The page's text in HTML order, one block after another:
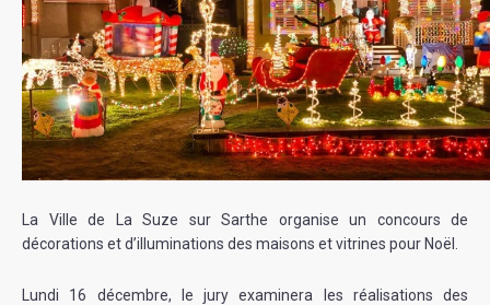
La Ville de La Suze sur Sarthe organise un concours de
décorations et d’illuminations des maisons et vitrines pour Noël.
Lundi 16 décembre, le jury examinera les réalisations des